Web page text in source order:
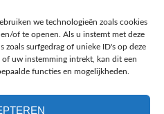
we technologieën zoals cookies
of te openen. Als u instemt met deze
zoals surfgedrag of unieke ID's op deze
uw instemming intrekt, kan dit een
functies en mogelijkheden.
zijn gemaakt door Ingrid
delen van de site zijn
Explorable, en we zijn